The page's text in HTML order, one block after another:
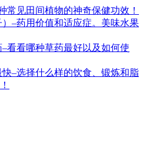
常见田间植物的神奇保健功效！
–药用价值和适应症。美味水果
看看哪种草药最好以及如何使
–选择什么样的饮食、锻炼和脂